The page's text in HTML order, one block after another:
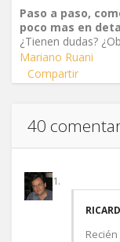
Paso a paso,
poco mas en
¿Tienen dudas?
Mariano Ruani
Compartir
40